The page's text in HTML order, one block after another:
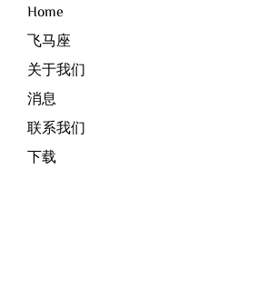
Home
飞马座
关于我们
消息
联系我们
下载